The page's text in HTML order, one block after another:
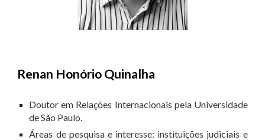
Renan Honório Quinalha
Doutor em Relações Internacionais pela Universidade
de São Paulo.
Áreas de pesquisa e interesse: instituições judiciais e